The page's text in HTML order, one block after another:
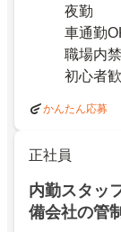
夜勤
車通勤
職場内
初心者
かんたん応募
正社員
内勤スタッ
備会社の管